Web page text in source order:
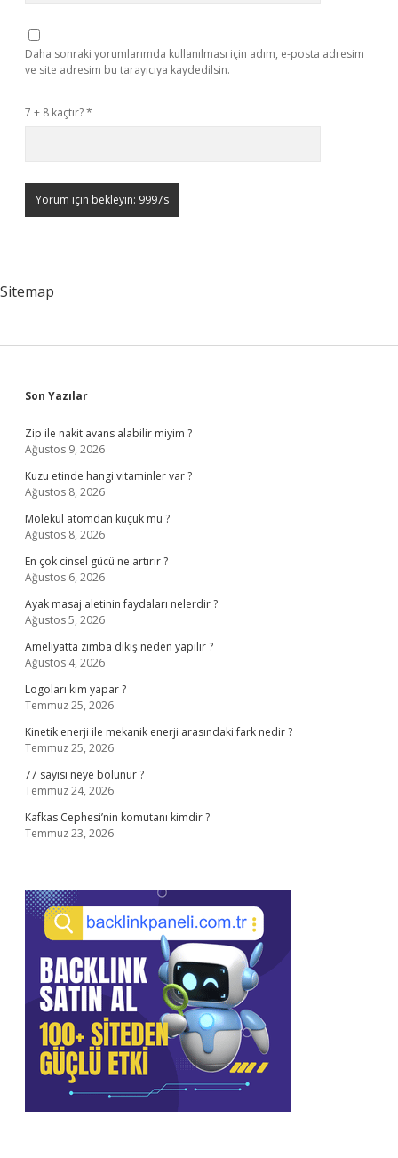
Daha sonraki yorumlarımda kullanılması için adım, e-posta adresim
ve site adresim bu tarayıcıya kaydedilsin.
7 + 8 kaçtır?*
Sitemap
Sidebar
Son Yazılar
Zip ile nakit avans alabilir miyim ?
Ağustos 9, 2026
Kuzu etinde hangi vitaminler var ?
Ağustos 8, 2026
Molekül atomdan küçük mü ?
Ağustos 8, 2026
En çok cinsel gücü ne artırır ?
Ağustos 6, 2026
Ayak masaj aletinin faydaları nelerdir ?
Ağustos 5, 2026
Ameliyatta zımba dikiş neden yapılır ?
Ağustos 4, 2026
Logoları kim yapar ?
Temmuz 25, 2026
Kinetik enerji ile mekanik enerji arasındaki fark nedir ?
Temmuz 25, 2026
77 sayısı neye bölünür ?
Temmuz 24, 2026
Kafkas Cephesi’nin komutanı kimdir ?
Temmuz 23, 2026